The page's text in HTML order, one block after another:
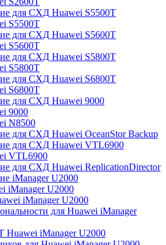
для СХД Huawei S5500T
S5500T
для СХД Huawei S5600T
S5600T
для СХД Huawei S5800T
S5800T
для СХД Huawei S6800T
S6800T
для СХД Huawei 9000
9000
N8500
для СХД Huawei OceanStor Backup
для СХД Huawei VTL6900
VTL6900
для СХД Huawei ReplicationDirector
iManager U2000
iManager U2000
iManager U2000
для Huawei iManager
iManager U2000